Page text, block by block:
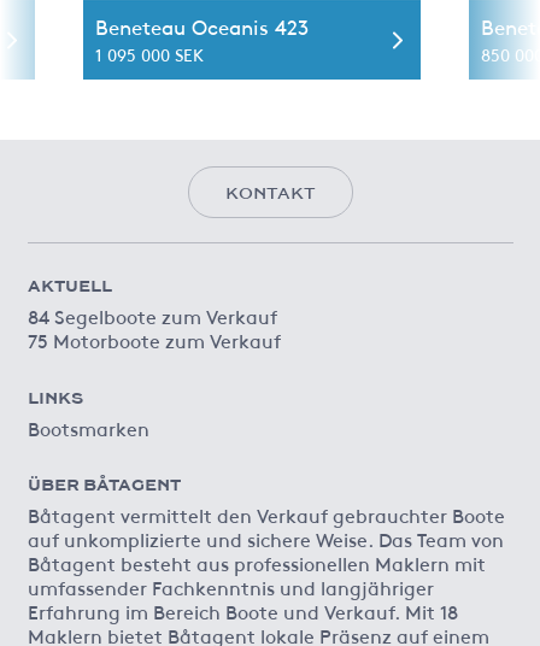
Beneteau Oceanis 423
1 095 000 SEK 850
KONTAKT
AKTUELL
84 Segelboote zum Verkauf
75 Motorboote zum Verkauf
LINKS
Bootsmarken
ÜBER BÅTAGENT
Båtagent vermittelt den Verkauf gebrauchter Boote
auf unkomplizierte und sichere Weise. Das Team von
Båtagent besteht aus professionellen Maklern mit
umfassender Fachkenntnis und langjähriger
Erfahrung im Bereich Boote und Verkauf. Mit 18
Maklern bietet Båtagent lokale Präsenz auf einem